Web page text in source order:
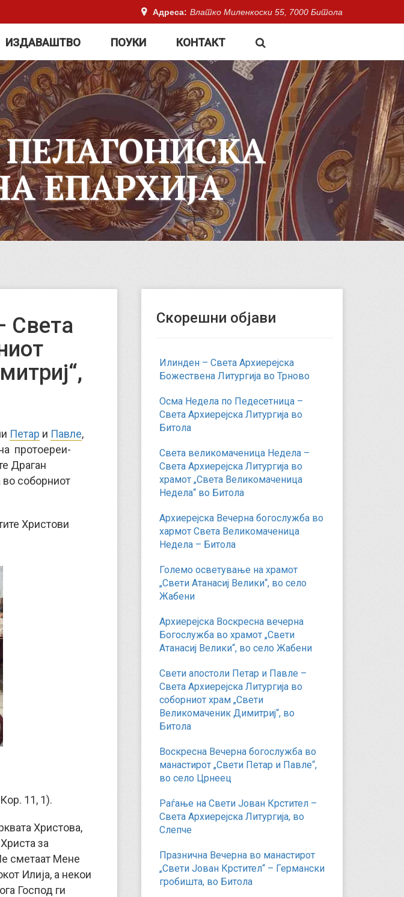
Адреса: Влатко Миленкоски 55, 7000 Битола
ИЗДАВАШТВО ПОУКИ КОНТАКТ
ЕПАРХИЈА
Света
Петар и Павле,
протоереи-
Драган
во соборниот
Христови
11, 1).
Христова,
за
сметаат Мене
Илија, а некои
Господ ги
Скорешни објави
Илинден – Света Архиерејска
Божествена Литургија во Трново
Осма Недела по Педесетница –
Света Архиерејска Литургија во
Битола
Света великомаченица Недела –
Света Архиерејска Литургија во
храмот „Света Великомаченица
Недела“ во Битола
Архиерејска Вечерна богослужба во
хармот Света Великомаченица
Недела – Битола
Големо осветување на храмот
„Свети Атанасиј Велики“, во село
Жабени
Архиерејска Воскресна вечерна
Богослужба во храмот „Свети
Атанасиј Велики“, во село Жабени
Свети апостоли Петар и Павле –
Света Архиерејска Литургија во
соборниот храм „Свети
Великомаченик Димитриј“, во
Битола
Воскресна Вечерна богослужба во
манастирот „Свети Петар и Павле“,
во село Црнеец
Раѓање на Свети Јован Крстител –
Света Архиерејска Литургија, во
Слепче
Празнична Вечерна во манастирот
„Свети Јован Крстител“ – Германски
гробишта, во Битола